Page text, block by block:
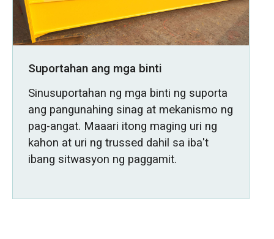
Suportahan ang mga binti
Sinusuportahan ng mga binti ng suporta
ang pangunahing sinag at mekanismo ng
pag-angat. Maaari itong maging uri ng
kahon at uri ng trussed dahil sa iba't
ibang sitwasyon ng paggamit.